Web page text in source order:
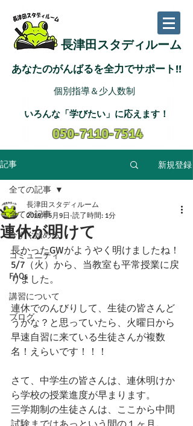
長津田スタディルーム
あなたのがんばるを全力でサポート!!
個別指導＆少人数制
いろんな「学びたい 」に応えます ！
050-7110-7514
記事 新規登録
全ての記事
今すぐ始める
コミュニティ
FAQs
講習について
ブログ
全ての記事
連休が明けて
長津田スタディルーム
2019年5月9日 読了時間: 1分
長かったGWがようやく明けましたね！
5/7（火）から、当教室も平常授業に戻
りました。
連休でのんびりして、生徒の皆さんど
うかな？と思っていたら、火曜日から
早速自習に来ている生徒さんが複数
名！えらいです！！！
さて、中学生の皆さんは、連休明けか
ら学校の授業進度が早まります。
三学期制の生徒さんは、ここから中間